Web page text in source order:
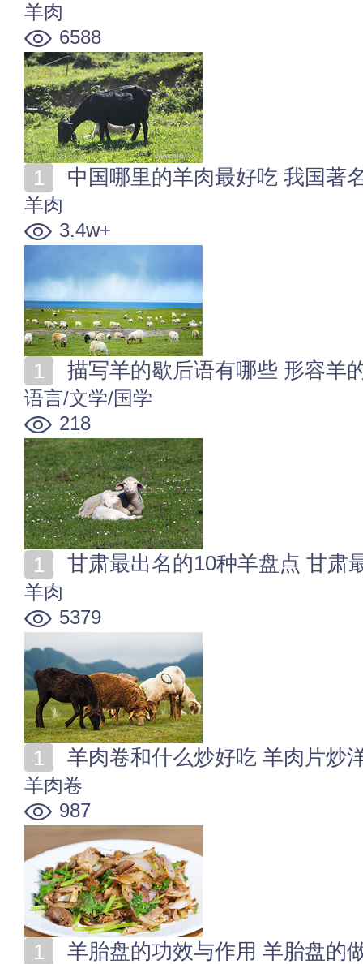
羊肉
6588
中国哪里的羊肉最好吃 我国著
羊肉
3.4w+
描写羊的歇后语有哪些 形容羊
语言/文学/国学
218
甘肃最出名的10种羊盘点 甘肃
羊肉
5379
羊肉卷和什么炒好吃 羊肉片炒
羊肉卷
987
羊胎盘的功效与作用 羊胎盘的